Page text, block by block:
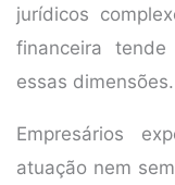
jurídicos
financeira
essas dimensões.
Empresários
atuação nem